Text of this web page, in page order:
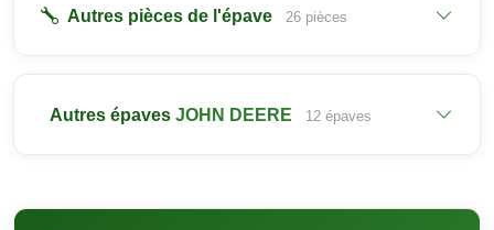
Autres pièces de l'épave 26 pièces
Autres épaves JOHN DEERE 12 épaves